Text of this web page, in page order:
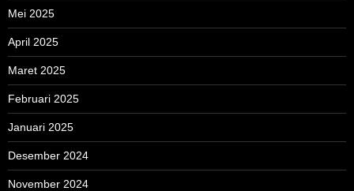
Mei 2025
April 2025
Maret 2025
Februari 2025
Januari 2025
Desember 2024
November 2024